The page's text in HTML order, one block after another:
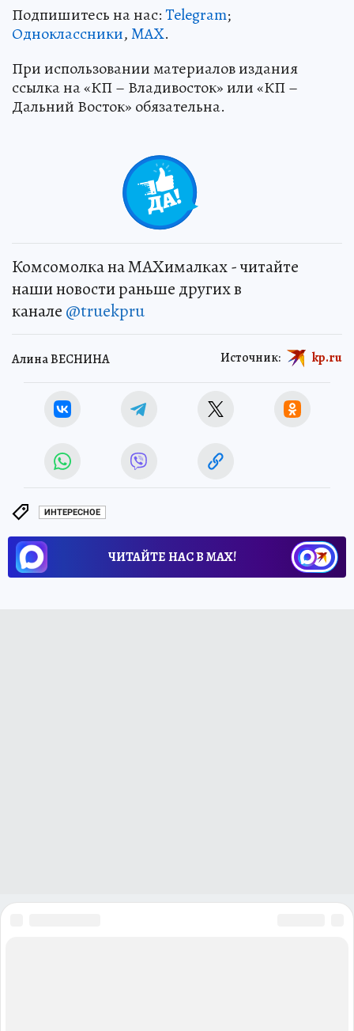
Подпишитесь на нас:Telegram;
Одноклассники,MAX.
При использовании материалов издания
ссылка на «КП – Владивосток» или «КП –
Дальний Восток» обязательна.
Комсомолка на MAXималках - читайте
наши новости раньше других в
канале @truekpru
Алина ВЕСНИНА Источник: kp.ru
ИНТЕРЕСНОЕ
ЧИТАЙТЕ НАС В МАХ!